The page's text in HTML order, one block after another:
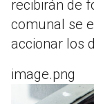
recibirán de
comunal se
accionar los
image.png